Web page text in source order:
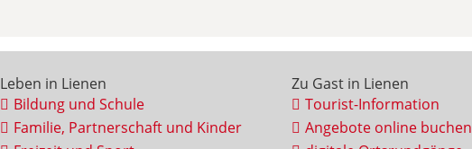
Leben in Lienen
Bildung und Schule
Familie, Partnerschaft und Kinder
Zu Gast in Lienen
Tourist-Information
Angebote online buchen